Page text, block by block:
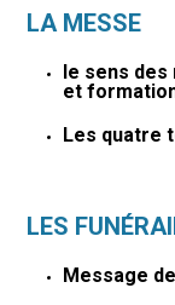
LA MESSE
le sens
et
Les quatre
LES
Message